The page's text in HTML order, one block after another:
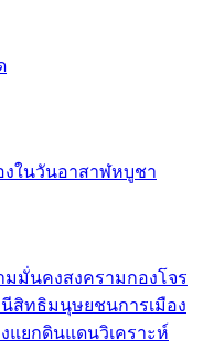
งในวันอาสาฬหบูชา
มมั่นคงสงครามกองโจร
นีสิทธิมนุษยชนการเมือง
แยกดินแดนวิเคราะห์